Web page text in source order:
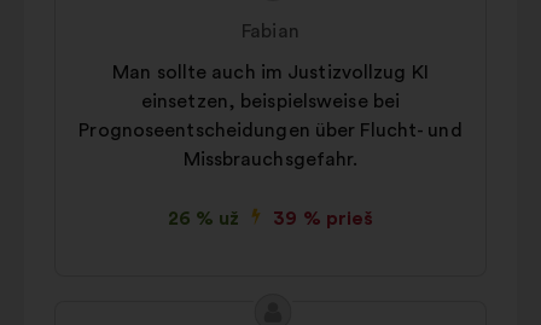
Fabian
Man sollte auch im Justizvollzug KI
einsetzen, beispielsweise bei
Prognoseentscheidungen über Flucht- und
Missbrauchsgefahr.
26 % už 39 % prieš